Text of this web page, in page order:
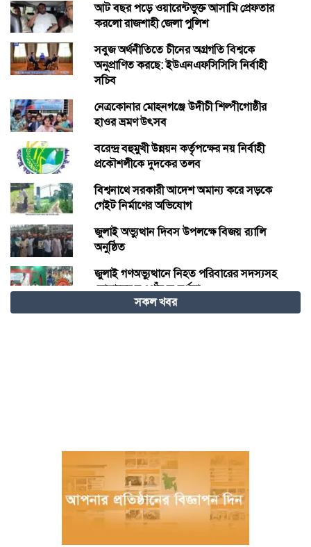
আট বছর পড়ে ওয়ারেন্টভুক্ত আসামি প্রেফতার
করলো রাজশাহী জেলা পুলিশ
সবুজ অর্থনীতিতে চীনের অগ্রগতি বিশ্বকে
অনুপ্রাণিত করছে: ইউএনএফসিসিসি নির্বাহী
সচিব
নেত্রকোনার মোহনগঞ্জে উদীচী শিল্পীগোষ্ঠীর
হাওর ভ্রমণ উৎসব
বরেন্দ্র বহুমুখী উন্নয়ন কর্তৃপক্ষের নয় নির্বাহী
প্রকৌশলীকে দুদকের তলব
বিশ্বনাথে সরকারী আদেশ অমান্য করে সড়কে
গেইট নির্মাণের অভিযোগ
জুলাই অভ্যুত্থান দিবস উপলক্ষে বিজয় র‍্যালি
অনুষ্ঠিত
জুলাই গণঅভ্যুত্থানে নিহত পরিবারের সদস্যসহ
যোদ্ধাদের নওগাঁয় সংবর্ধনা
দাবদাহের বিশ্বে শীতল গন্তব্য হিসেবে চীনের
বরগুনায় পুলিশের বিশেষ অভিযানে বিপুল
পরিমাণ টাকা ও স্বর্ণালংকারসহ আটক ২
মধ্যনগর সীমান্তে বাঙ্গালভিটায় বিজিবির
অভিযানে, ২৮ ভারতীয় গরু ও ১ টি স্টিলবডি
সকল খবর